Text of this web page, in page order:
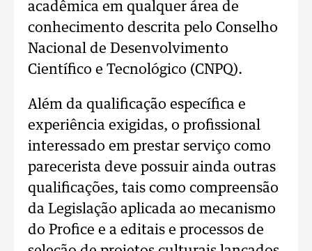
acadêmica em qualquer área de
conhecimento descrita pelo Conselho
Nacional de Desenvolvimento
Científico e Tecnológico (CNPQ).
Além da qualificação específica e
experiência exigidas, o profissional
interessado em prestar serviço como
parecerista deve possuir ainda outras
qualificações, tais como compreensão
da Legislação aplicada ao mecanismo
do Profice e a editais e processos de